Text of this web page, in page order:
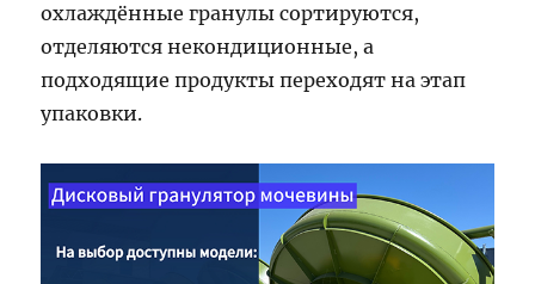
охлаждённые гранулы сортируются,
отделяются некондиционные, а
подходящие продукты переходят на этап
упаковки.